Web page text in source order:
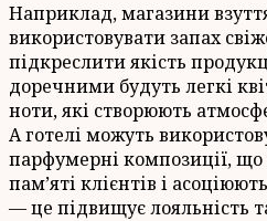
Наприклад, магазини
використовувати запах
підкреслити якість
доречними будуть легкі
ноти, які створюють
А готелі можуть
парфумерні композиції, що
пам’яті клієнтів і
— це підвищує лояльність